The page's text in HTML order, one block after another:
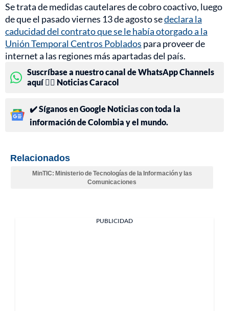
Se trata de medidas cautelares de cobro coactivo, luego
de que el pasado viernes 13 de agosto sedeclara la
caducidad del contrato que se le había otorgado a la
Unión Temporal Centros Poblados para proveer de
internet a las regiones más apartadas del país.
Suscríbase a nuestro canal de WhatsApp Channels
aquí 👉🏻 Noticias Caracol
✔️ Síganos en Google Noticias con toda la
información de Colombia y el mundo.
Relacionados
MinTIC: Ministerio de Tecnologías de la Información y las
Comunicaciones
PUBLICIDAD